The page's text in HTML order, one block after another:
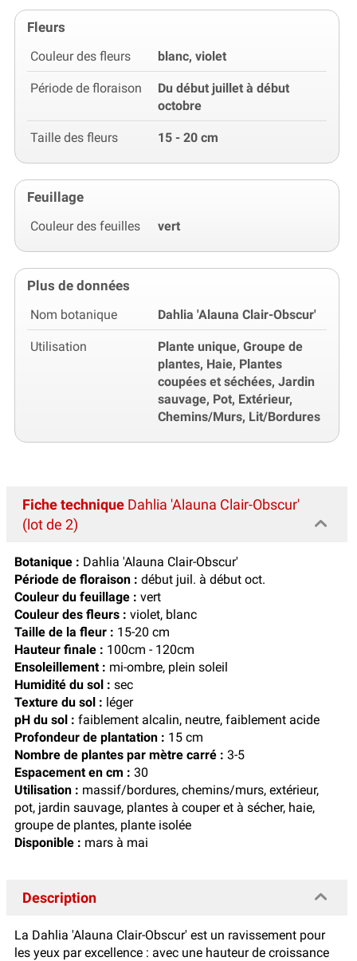
Fleurs
Couleur des fleurs blanc, violet
Période de floraison
Du début juillet à début
octobre
Taille des fleurs 15 - 20 cm
Feuillage
Couleur des feuilles vert
Plus de données
Nom botanique Dahlia 'Alauna Clair-Obscur'
Utilisation
Plante unique, Groupe de
plantes, Haie, Plantes
coupées et séchées, Jardin
sauvage, Pot, Extérieur,
Chemins/Murs, Lit/Bordures
Fiche technique Dahlia 'Alauna Clair-Obscur'
(lot de 2)
Botanique : Dahlia 'Alauna Clair-Obscur'
Période de floraison : début juil. à début oct.
Couleur du feuillage : vert
Couleur des fleurs : violet, blanc
Taille de la fleur : 15-20 cm
Hauteur finale : 100cm - 120cm
Ensoleillement : mi-ombre, plein soleil
Humidité du sol : sec
Texture du sol : léger
pH du sol : faiblement alcalin, neutre, faiblement acide
Profondeur de plantation : 15 cm
Nombre de plantes par mètre carré : 3-5
Espacement en cm : 30
Utilisation : massif/bordures, chemins/murs, extérieur,
pot, jardin sauvage, plantes à couper et à sécher, haie,
groupe de plantes, plante isolée
Disponible : mars à mai
Description
La Dahlia 'Alauna Clair-Obscur' est un ravissement pour
les yeux par excellence : avec une hauteur de croissance